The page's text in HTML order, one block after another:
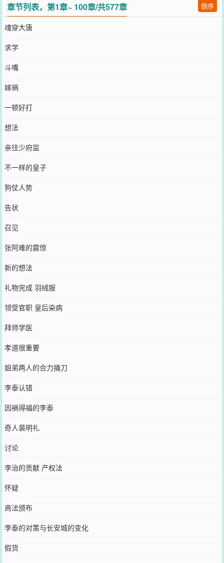
章节列表，第1章~ 100章/共577章 倒序
魂穿大唐
求学
斗嘴
嫁祸
一顿好打
想法
亲往少府监
不一样的皇子
狗仗人势
告状
召见
张阿难的震惊
新的想法
礼物完成 羽绒服
领受官职 皇后染病
拜师学医
孝道很重要
姐弟两人的合力捅刀
李泰认错
因祸得福的李泰
奇人裴明礼
讨论
李治的贡献 产权法
怀疑
商法颁布
李泰的对策与长安城的变化
假货